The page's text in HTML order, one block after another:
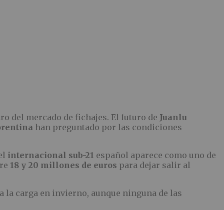
del mercado de fichajes. El futuro de Juanlu
han preguntado por las condiciones
internacional sub-21 español aparece como uno de
18 y 20 millones de euros para dejar salir al
la carga en invierno, aunque ninguna de las